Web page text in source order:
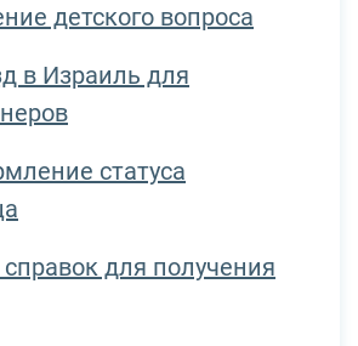
детского вопроса
в Израиль для
статуса
для получения